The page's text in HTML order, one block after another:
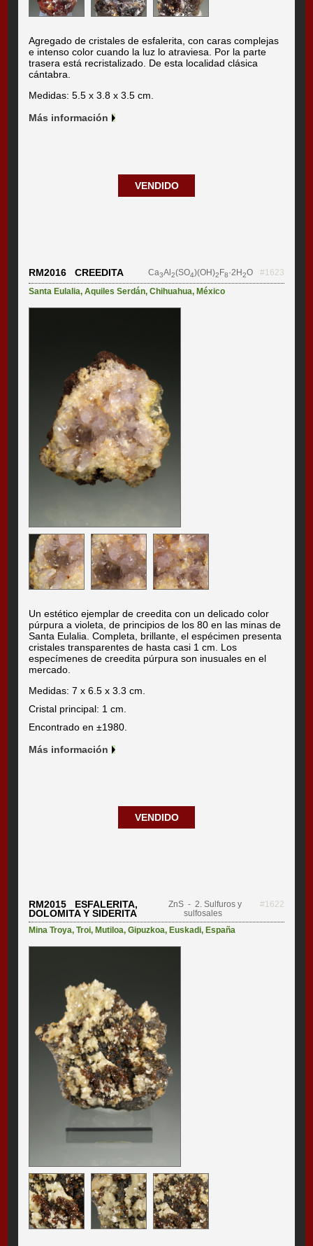
Agregado de cristales de esfalerita, con caras complejas
e intenso color cuando la luz lo atraviesa. Por la parte
trasera está recristalizado. De esta localidad clásica
cántabra.
Medidas: 5.5 x 3.8 x 3.5 cm.
Más información
VENDIDO
RM2016 CREEDITA Ca3Al2(SO4)(OH)2F8·2H2O
#1623
Santa Eulalia,Aquiles Serdán,Chihuahua, México
Un estético ejemplar de creedita con un delicado color
púrpura a violeta, de principios de los 80 en las minas de
Santa Eulalia. Completa, brillante, el espécimen presenta
cristales transparentes de hasta casi 1 cm. Los
especímenes de creedita púrpura son inusuales en el
mercado.
Medidas: 7 x 6.5 x 3.3 cm.
Cristal principal: 1 cm.
Encontrado en ±1980.
Más información
VENDIDO
RM2015 ESFALERITA,
DOLOMITA Y SIDERITA
ZnS - 2. Sulfuros y
sulfosales
#1622
Mina Troya,Troi, Mutiloa,Gipuzkoa, Euskadi, España